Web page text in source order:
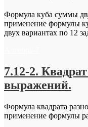
Формула куба суммы
применение формулы
двух вариантах по 12
7.12-2.
выражений.
Формула квадрата
применение формулы